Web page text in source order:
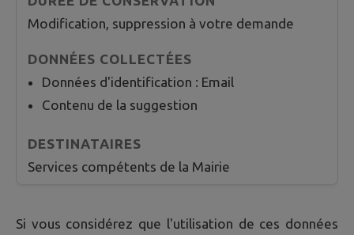
Modification, suppression à votre demande
Données d'identification : Email
Contenu de la suggestion
Services compétents de la Mairie
Si vous considérez que l'utilisation de ces données